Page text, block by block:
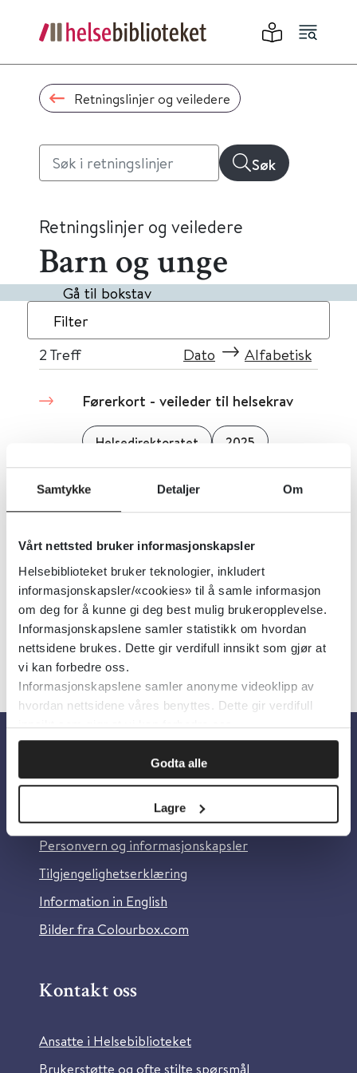
Samtykke Detaljer Om
Vårt nettsted bruker informasjonskapsler
Helsebiblioteket bruker teknologier, inkludert
informasjonskapsler/«cookies» til å samle informasjon
om deg for å kunne gi deg best mulig brukeropplevelse.
Informasjonskapslene samler statistikk om hvordan
nettsidene brukes. Dette gir verdifull innsikt som gjør at
vi kan forbedre oss.
Informasjonskapslene samler anonyme videoklipp av
hvordan nettsidene våres benyttes. Dette gir verdifull
innsikt som gjør at vi kan forbedre oss.
Godta alle
Lagre
Retningslinjer og veiledere
Søk
Retningslinjer og veiledere
Barn og unge
Gå til bokstav
Filter
2 Treff Dato Alfabetisk
Førerkort - veileder til helsekrav
Helsedirektoratet 2025
For tidlig fødte barn - nasjonal
Helsedirektoratet 2007
Om Helsebiblioteket
Personvern og informasjonskapsler
Tilgjengelighetserklæring
Information in English
Bilder fra Colourbox.com
Kontakt oss
Ansatte i Helsebiblioteket
Brukerstøtte og ofte stilte spørsmål